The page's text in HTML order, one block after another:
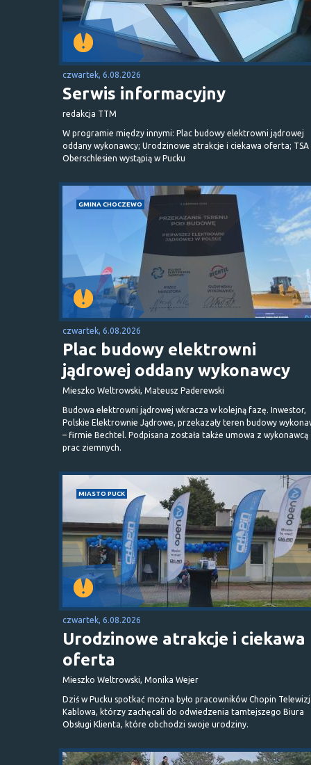
czwartek, 6.08.2026
Serwis informacyjny
redakcja TTM
W programie między innymi: Plac budowy elektrowni jądrowej
oddany wykonawcy; Urodzinowe atrakcje i ciekawa oferta; TSA
Oberschlesien wystąpią w Pucku
GMINA CHOCZEWO
czwartek, 6.08.2026
Plac budowy elektrowni
jądrowej oddany wykonawcy
Mieszko Weltrowski, Mateusz Paderewski
Budowa elektrowni jądrowej wkracza w kolejną fazę. Inwestor,
Polskie Elektrownie Jądrowe, przekazały teren budowy
– firmie Bechtel. Podpisana została także umowa z wykonawcą
prac ziemnych.
MIASTO PUCK
czwartek, 6.08.2026
Urodzinowe atrakcje i ciekawa
oferta
Mieszko Weltrowski, Monika Wejer
Dziś w Pucku spotkać można było pracowników Chopin
Kablowa, którzy zachęcali do odwiedzenia tamtejszego Biura
Obsługi Klienta, które obchodzi swoje urodziny.